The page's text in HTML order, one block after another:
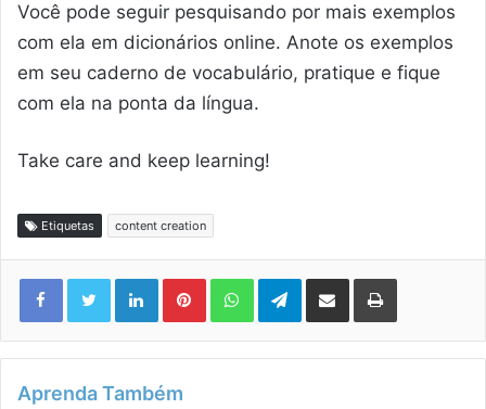
Você pode seguir pesquisando por mais exemplos
com ela em dicionários online. Anote os exemplos
em seu caderno de vocabulário, pratique e fique
com ela na ponta da língua.
Take care and keep learning!
Etiquetas content creation
LinkedinPinterestWhatsAppTelegram
Compartilhar via e-mail Imprimir
Aprenda Também